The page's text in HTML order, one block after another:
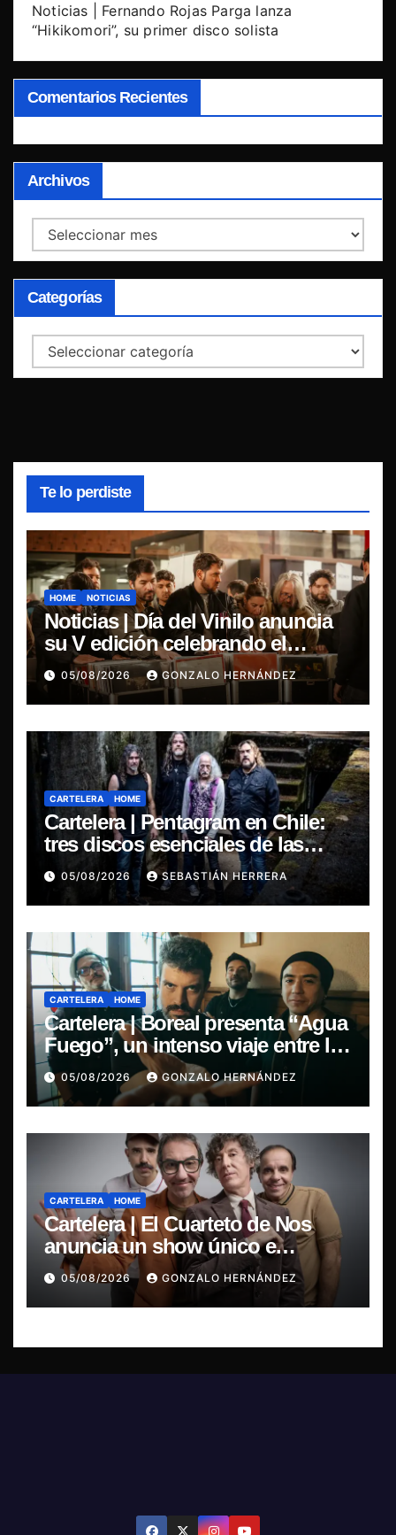
Noticias | Fernando Rojas Parga lanza
“Hikikomori”, su primer disco solista
Comentarios Recientes
Archivos
Archivos
Categorías
Categorías
Te lo perdiste
HOME NOTICIAS
Noticias | Día del Vinilo anuncia
su V edición celebrando el
regreso del 7″ fabricado en Chile
05/08/2026 GONZALO HERNÁNDEZ
CARTELERA HOME
Cartelera | Pentagram en Chile:
tres discos esenciales de las
leyendas del doom
05/08/2026 SEBASTIÁN HERRERA
CARTELERA HOME
Cartelera | Boreal presenta “Agua
Fuego”, un intenso viaje entre la
pasión y la desilusión
05/08/2026 GONZALO HERNÁNDEZ
CARTELERA HOME
Cartelera | El Cuarteto de Nos
anuncia un show único e
irrepetible en el Movistar Arena
05/08/2026 GONZALO HERNÁNDEZ